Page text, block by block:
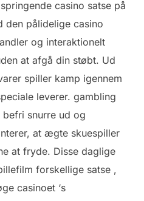
casino satse på
den pålidelige casino
og interaktionelt
at afgå din støbt. Ud
spiller kamp igennem
leverer. gambling
snurre ud og
at ægte skuespiller
at fryde. Disse daglige
forskellige satse ,
casinoet ‘s